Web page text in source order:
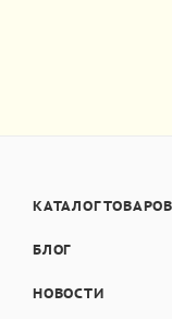
КАТАЛОГ ТОВАРОВ
БЛОГ
НОВОСТИ